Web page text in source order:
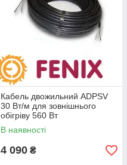
Кабель двожильний ADPSV
30 Вт/м для зовнішнього
обігріву 560 Вт
В наявності
4 090 ₴